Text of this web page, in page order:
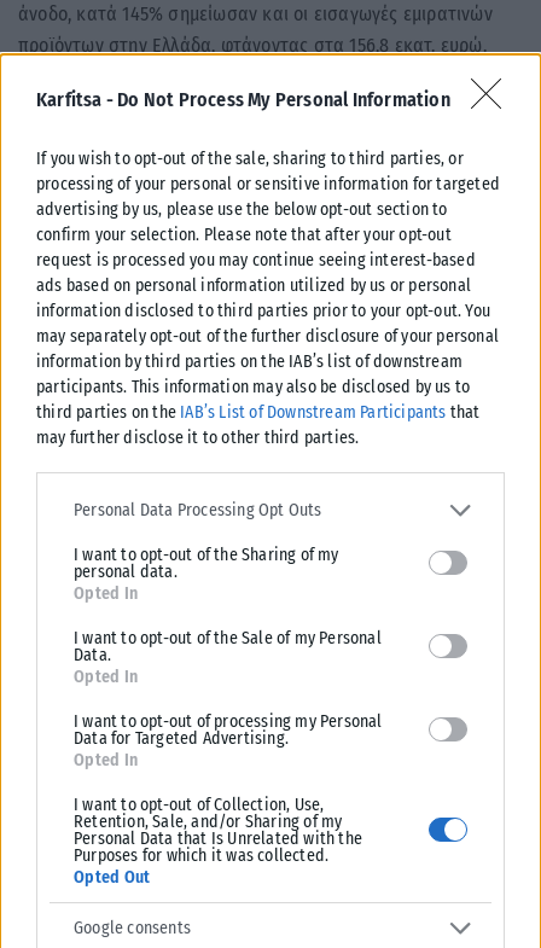
Karfitsa - Do Not Process My Personal Information
If you wish to opt-out of the sale, sharing to third parties, or
processing of your personal or sensitive information for targeted
advertising by us, please use the below opt-out section to
confirm your selection. Please note that after your opt-out
request is processed you may continue seeing interest-based
ads based on personal information utilized by us or personal
information disclosed to third parties prior to your opt-out. You
may separately opt-out of the further disclosure of your personal
information by third parties on the IAB’s list of downstream
participants. This information may also be disclosed by us to
third parties on the IAB’s List of Downstream Participants that
may further disclose it to other third parties.
Please note that this website/app uses one or more Google
services and may gather and store information including but not
deny consent to Google and its third-party tags to use your data
for below specified purposes in below Google consent section.
Personal Data Processing Opt Outs
I want to opt-out of the Sharing of my
personal data.
Opted In
I want to opt-out of the Sale of my Personal
Data.
Opted In
I want to opt-out of processing my Personal
Data for Targeted Advertising.
Opted In
I want to opt-out of Collection, Use,
Retention, Sale, and/or Sharing of my
Personal Data that Is Unrelated with the
Purposes for which it was collected.
Opted Out
Google consents
άνοδο, κατά 145% σημείωσαν και οι εισαγωγές εμιρατινών
προϊόντων στην Ελλάδα, φτάνοντας στα 156,8 εκατ. ευρώ.
Η άνοδος των ελληνικών εξαγωγών οφείλεται κυρίως στην
καπνικών προϊόντων (+26%), μαρμάρων (+33%), ειδών
αλουμινίου (+48%), γουναρικών (+171%) και μηχανολογικού
εξοπλισμού (+22%). Σύμφωνα με στοιχεία της Τραπέζης της
Ελλάδας για την τετραετία 2018-2021, η Ελλάδα παρουσιάζει
σταθερά σημαντικό πλεόνασμα στο εμπόριο υπηρεσιών με τα
ΗΑΕ. Το πλεόνασμα οφείλεται κατά κύριο λόγο στις
ναυτιλιακές υπηρεσίες (θαλάσσιες μεταφορές) και ανέρχεται
περίπου στα 400-600 εκατ. ευρώ ετησίως.
Η επιχειρηματική παρουσία ελληνικών συμφερόντων στα ΗΑΕ
υποστήριξης στο Εμιράτο Fujairah, εμπορίου τροφίμων,
εστίασης, εμπορίου γούνας, εξοπλισμού τηλεπικοινωνιών.
Σύμφωνα με το Υπουργείο Οικονομίας των ΗΑΕ, οι ελληνικές
άμεσες επενδύσεις (ΑΞΕ) στα ΗΑΕ αφορούν εννέα
υποκαταστήματα, 21 εμπορικές αντιπροσωπείες και 305
από την ίδια πηγή, το απόθεμα ελληνικών ΑΞΕ στα ΗΑΕ
ανερχόταν, το 2016, σε 195,6 εκατ. δολ (έναντι 93,8 εκατ. κατά
το τέλος του 2015). Η προετοιμασία του περιπτέρου 13, που θα
φιλοξενήσει την παρουσία των Ηνωμένων Αραβικών
Εμιράτων, έχει ήδη ξεκινήσει με εντατικούς ρυθμούς.
Πηγή: ΑΠΕ